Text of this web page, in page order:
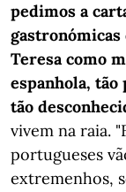
pedimos a
gastronómicas
Teresa como
espanhola,
tão
vivem na raia.
portugueses
extremenhos,